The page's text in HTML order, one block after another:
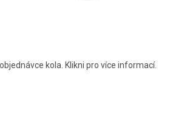
kola. Klikni pro více informací.